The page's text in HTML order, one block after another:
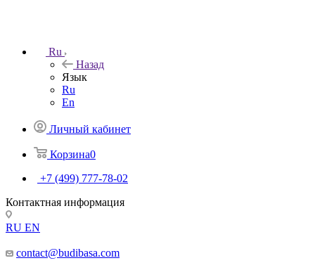
Ru
Назад
Язык
Ru
En
Личный кабинет
Корзина0
+7 (499) 777-78-02
Контактная информация
RU EN
contact@budibasa.com